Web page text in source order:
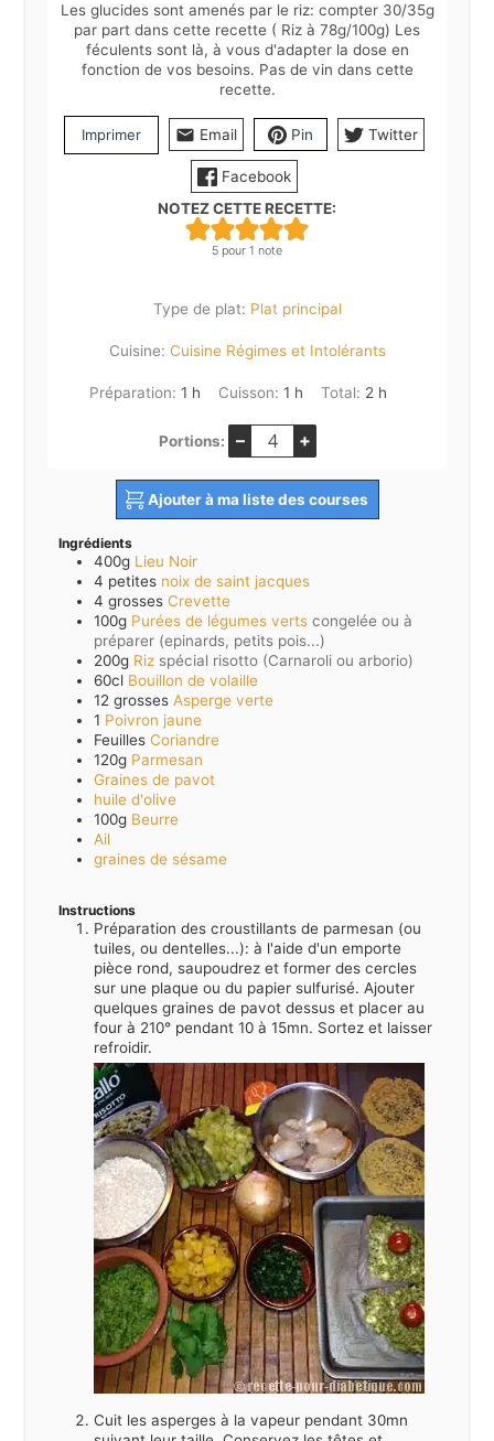
Les glucides sont amenés par le riz: compter 30/35g
par part dans cette recette ( Riz à 78g/100g) Les
féculents sont là, à vous d'adapter la dose en
fonction de vos besoins. Pas de vin dans cette
recette.
Imprimer Email Pin Twitter
Facebook
NOTEZ CETTE RECETTE:
5 pour 1 note
Type de plat: Plat principal
Cuisine: Cuisine Régimes et Intolérants
Préparation: 1heure
h Cuisson: 1heure
h Total: 2 heures
h
Portions: – +
Ajouter à ma liste des courses
Ingrédients
400g Lieu Noir
4 petites noix de saint jacques
4 grosses Crevette
100g Purées de légumes verts congelée ou à
préparer (epinards, petits pois...)
200g Riz spécial risotto (Carnaroli ou arborio)
60cl Bouillon de volaille
12 grosses Asperge verte
1 Poivron jaune
Feuilles Coriandre
120g Parmesan
Graines de pavot
huile d'olive
100g Beurre
Ail
graines de sésame
Instructions
Préparation des croustillants de parmesan (ou
tuiles, ou dentelles...): à l'aide d'un emporte
pièce rond, saupoudrez et former des cercles
sur une plaque ou du papier sulfurisé. Ajouter
quelques graines de pavot dessus et placer au
four à 210° pendant 10 à 15mn. Sortez et laisser
refroidir.
Cuit les asperges à la vapeur pendant 30mn